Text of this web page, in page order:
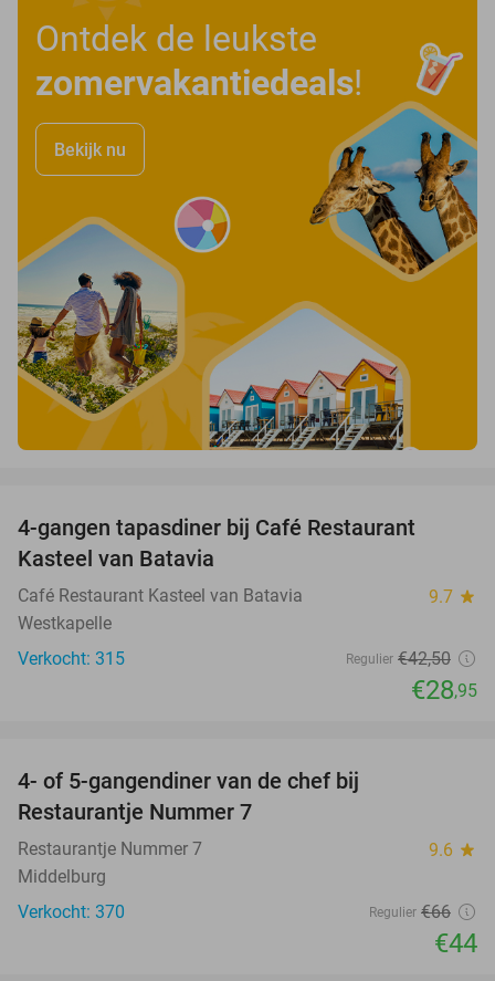
Ontdek de leukste
zomervakantiedeals!
Bekijk nu
4-gangen tapasdiner bij Café Restaurant
Kasteel van Batavia
Café Restaurant Kasteel van Batavia 9.7 star
Westkapelle
Verkocht: 315
Regulier €42,50
€28,95
4- of 5-gangendiner van de chef bij
Restaurantje Nummer 7
Restaurantje Nummer 7 9.6 star
Middelburg
Verkocht: 370
Regulier €66
€44